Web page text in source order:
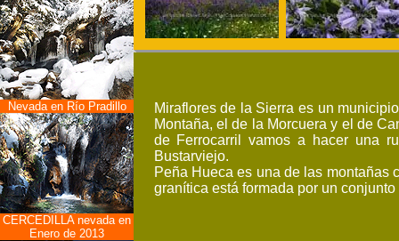
Nevada en Río Pradillo
CERCEDILLA nevada en
Enero de 2013
Miraflores de la Sierra es un
Montaña, el de la Morcuera y el de
de Ferrocarril vamos a hacer una
Bustarviejo.
Peña Hueca es una de las montañas
granítica está formada por un